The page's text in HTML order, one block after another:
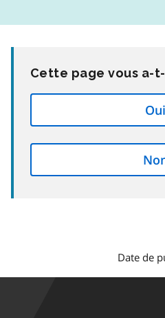
Cette page vous a-
Oui
Date de